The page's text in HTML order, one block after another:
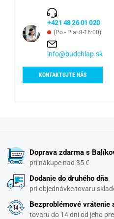
+421 48 26 01 020
(Po - Pia: 8-16:00)
info@budchlap.sk
KONTAKTUJTE NÁS
Doprava zdarma s
pri nákupe nad 35 €
Dodanie do druhého dňa
pri objednávke tovaru
Bezproblémové vrátenie
tovaru do 14 dní od jeho